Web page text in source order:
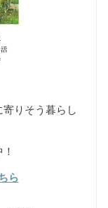
寄りそう暮らし
ら